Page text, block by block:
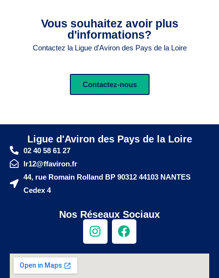
Vous souhaitez avoir plus
d'informations?
Contactez la Ligue d’Aviron des Pays de la Loire
Contactez-nous
Ligue d'Aviron des Pays de la Loire
02 40 58 61 27
lr12@ffaviron.fr
44, rue Romain Rolland BP 90312 44103 NANTES
Cedex 4
Nos Réseaux Sociaux